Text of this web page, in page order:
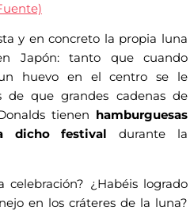
y en concreto la propia luna
Japón: tanto que cuando
huevo en el centro se le
de que grandes cadenas de
tienen hamburguesas
dicho festival durante la
celebración? ¿Habéis logrado
en los cráteres de la luna?